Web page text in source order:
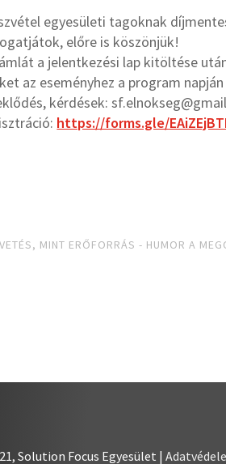
egyesületi tagoknak
előre is köszönjük!
a jelentkezési lap kitöltése
az eseményhez a program
kérdések:
https://forms.gle/
MINT ERŐFORRÁS - HUMOR A
Solution Focus Egyesület |